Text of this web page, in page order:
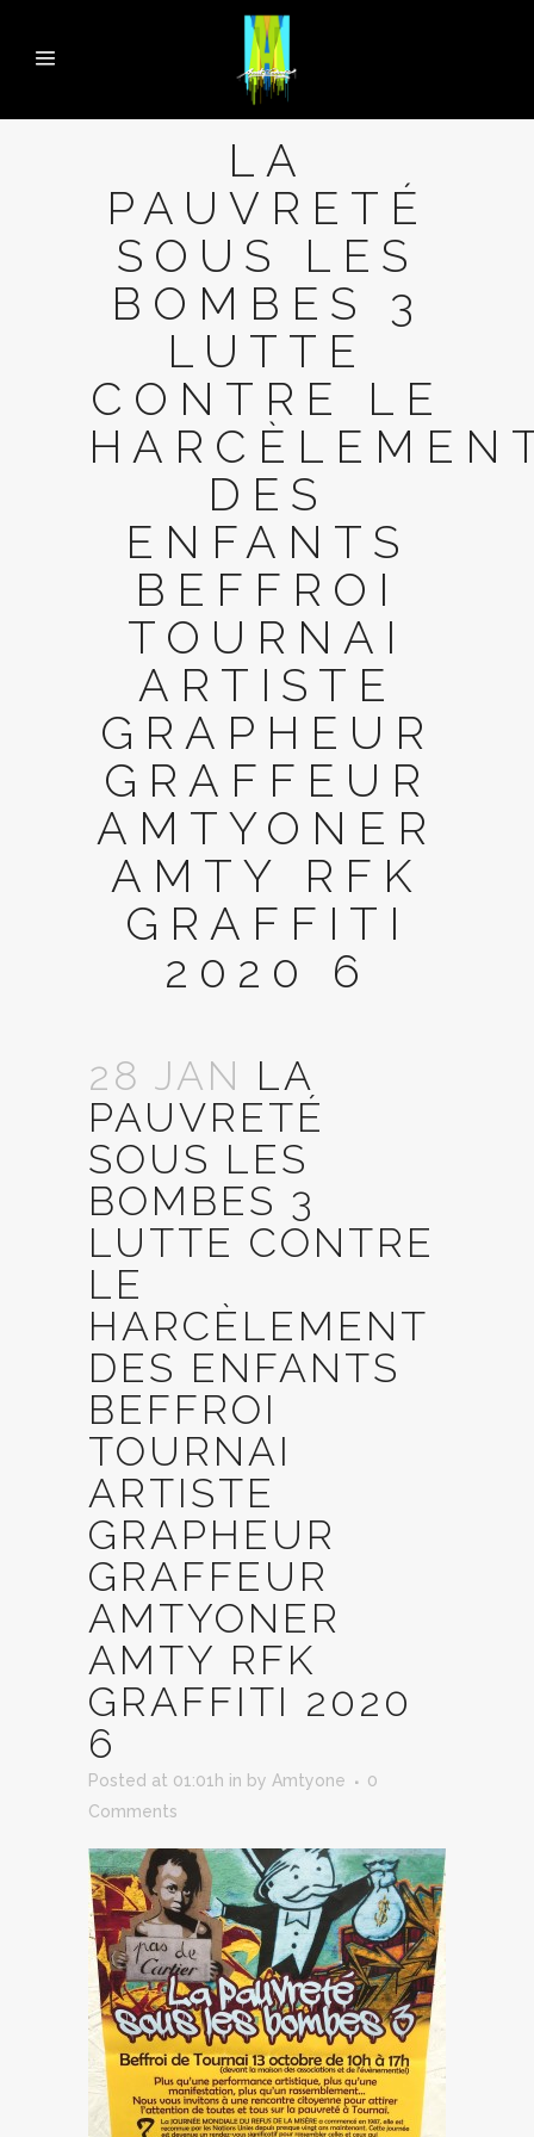
LA
PAUVRETÉ
SOUS LES
BOMBES 3
LUTTE
CONTRE LE
DES
ENFANTS
BEFFROI
TOURNAI
ARTISTE
GRAPHEUR
GRAFFEUR
AMTYONER
AMTY RFK
GRAFFITI
2020 6
28 JAN LA
PAUVRETÉ
SOUS LES
BOMBES 3
LUTTE CONTRE
LE
HARCÈLEMENT
DES ENFANTS
BEFFROI
TOURNAI
ARTISTE
GRAPHEUR
GRAFFEUR
AMTYONER
AMTY RFK
GRAFFITI 2020
6
Posted at 01:01h in by Amtyone
0
Comments